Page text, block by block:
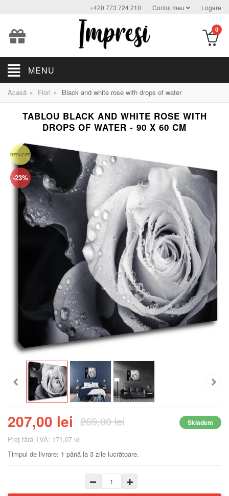
+420 773 724 210 Contul meu Logare
0
MENU
Acasă » Flori » Black and white rose with drops of water
TABLOU BLACK AND WHITE ROSE WITH
DROPS OF WATER - 90 X 60 CM
REDUCERE
-23%
207,00 lei 269,00 lei Skladem
Preţ fără TVA: 171,07 lei
Timpul de livrare: 1 până la 3 zile lucrătoare.